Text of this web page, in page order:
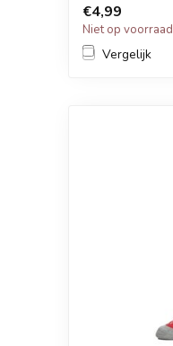
Ki...
€4,99
Niet op voorraad
Vergelijk